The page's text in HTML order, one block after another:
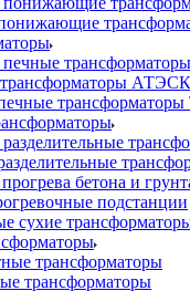
АТЭСК
бетона и
подстанции
сухие
трансформаторы
трансформаторы